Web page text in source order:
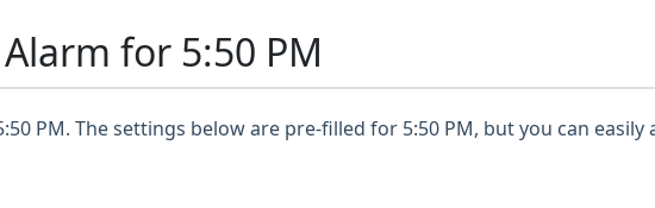
for 5:50 PM
PM. The settings below are pre-filled for 5:50 PM, but you can